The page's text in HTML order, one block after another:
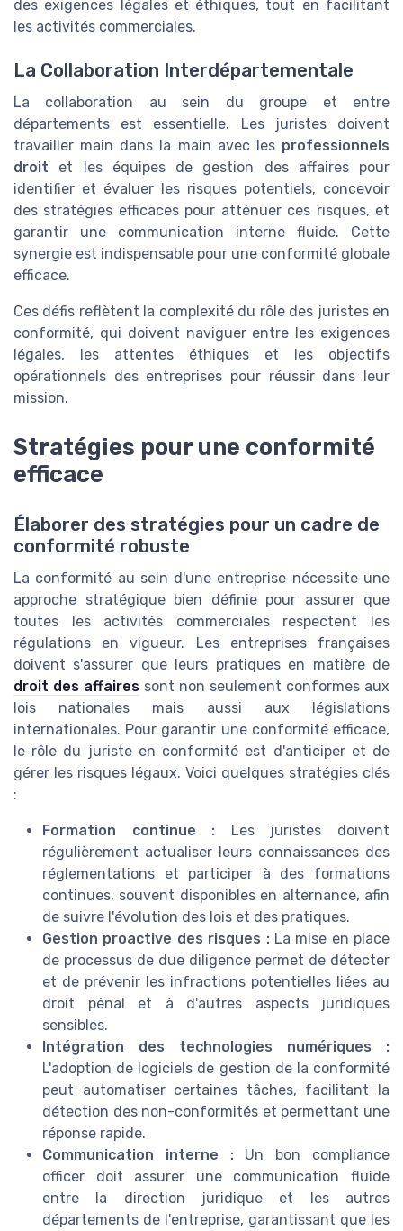
des exigences légales et éthiques, tout en facilitant
les activités commerciales.
La Collaboration Interdépartementale
La collaboration au sein du groupe et entre
départements est essentielle. Les juristes doivent
travailler main dans la main avec les professionnels
droit et les équipes de gestion des affaires pour
identifier et évaluer les risques potentiels, concevoir
des stratégies efficaces pour atténuer ces risques, et
garantir une communication interne fluide. Cette
synergie est indispensable pour une conformité globale
efficace.
Ces défis reflètent la complexité du rôle des juristes en
conformité, qui doivent naviguer entre les exigences
légales, les attentes éthiques et les objectifs
opérationnels des entreprises pour réussir dans leur
mission.
Stratégies pour une conformité
efficace
Élaborer des stratégies pour un cadre de
conformité robuste
La conformité au sein d'une entreprise nécessite une
approche stratégique bien définie pour assurer que
toutes les activités commerciales respectent les
régulations en vigueur. Les entreprises françaises
doivent s'assurer que leurs pratiques en matière de
droit des affaires sont non seulement conformes aux
lois nationales mais aussi aux législations
internationales. Pour garantir une conformité efficace,
le rôle du juriste en conformité est d'anticiper et de
gérer les risques légaux. Voici quelques stratégies clés
:
Formation continue : Les juristes doivent
régulièrement actualiser leurs connaissances des
réglementations et participer à des formations
continues, souvent disponibles en alternance, afin
de suivre l'évolution des lois et des pratiques.
Gestion proactive des risques :La mise en place
de processus de due diligence permet de détecter
et de prévenir les infractions potentielles liées au
droit pénal et à d'autres aspects juridiques
sensibles.
Intégration des technologies numériques :
L'adoption de logiciels de gestion de la conformité
peut automatiser certaines tâches, facilitant la
détection des non-conformités et permettant une
réponse rapide.
Communication interne :Un bon compliance
officer doit assurer une communication fluide
entre la direction juridique et les autres
départements de l'entreprise, garantissant que les